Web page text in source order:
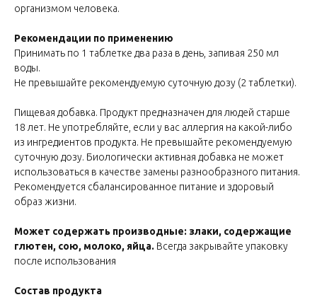
организмом человека.
Рекомендации по применению
Принимать по 1 таблетке два раза в день, запивая 250 мл
воды.
Не превышайте рекомендуемую суточную дозу (2 таблетки).
Пищевая добавка. Продукт предназначен для людей старше
18 лет. Не употребляйте, если у вас аллергия на какой-либо
из ингредиентов продукта. Не превышайте рекомендуемую
суточную дозу. Биологически активная добавка не может
использоваться в качестве замены разнообразного питания.
Рекомендуется сбалансированное питание и здоровый
образ жизни.
Может содержать производные: злаки, содержащие
глютен, сою, молоко, яйца. Всегда закрывайте упаковку
после использования
Состав продукта